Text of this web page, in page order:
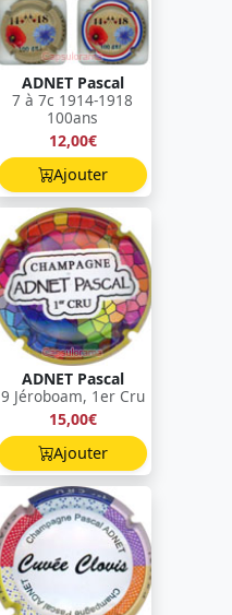
ADNET Pascal
7 à 7c 1914-1918
100ans
12,00€
Ajouter
ADNET Pascal
9 Jéroboam, 1er Cru
15,00€
Ajouter